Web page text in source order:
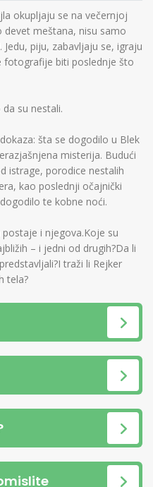
okupljaju se na večernjoj
devet meštana, nisu samo
piju, zabavljaju se, igraju
fotografije biti poslednje što
su nestali.
šta se dogodilo u Blek
misterija. Budući
istrage, porodice nestalih
kao poslednji očajnički
te kobne noći.
i njegova.Koje su
– i jedni od drugih?Da li
traži li Rejker
tela?